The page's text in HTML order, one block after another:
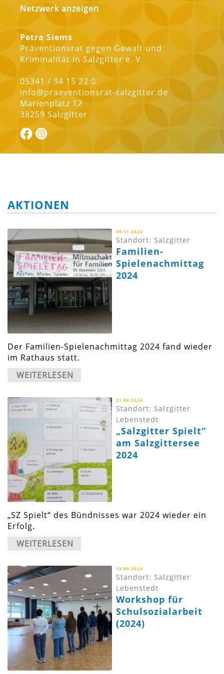
Netzwerk anzeigen
Petra Siems
Präventionsrat gegen Gewalt und
Kriminalität in Salzgitter e. V.
05341 / 94 15 22 0
info@praeventionsrat-salzgitter.de
Marienplatz 12
38259 Salzgitter
AKTIONEN
09.11.2024
Standort: Salzgitter
Familien-
Spielenachmittag
2024
Der Familien-Spielenachmittag 2024 fand wieder
im Rathaus statt.
WEITERLESEN
21.09.2024
Standort: Salzgitter
Lebenstedt
„Salzgitter Spielt“
am Salzgittersee
2024
„SZ Spielt“ des Bündnisses war 2024 wieder ein
Erfolg.
WEITERLESEN
19.09.2024
Standort: Salzgitter
Lebenstedt
Workshop für
Schulsozialarbeit
(2024)